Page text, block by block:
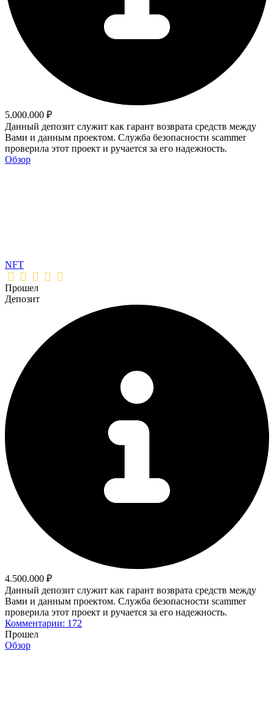
5.000.000 ₽
Данный депозит служит как гарант возврата средств между
Вами и данным проектом. Служба безопасности scammer
проверила этот проект и ручается за его надежность.
Обзор
NFT
Прошел
Депозит
4.500.000 ₽
Данный депозит служит как гарант возврата средств между
Вами и данным проектом. Служба безопасности scammer
проверила этот проект и ручается за его надежность.
Комментарии: 172
Прошел
Обзор